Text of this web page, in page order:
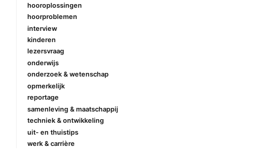
Naam*
E-mail*
hooroplossingen
hoorproblemen
interview
kinderen
lezersvraag
onderwijs
onderzoek & wetenschap
opmerkelijk
reportage
samenleving & maatschappij
techniek & ontwikkeling
uit- en thuistips
werk & carrière